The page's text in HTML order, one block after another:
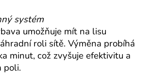
systém
umožňuje mít na lisu
roli sítě. Výměna probíhá
minut, což zvyšuje efektivitu a
poli.